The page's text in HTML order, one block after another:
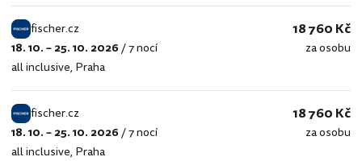
fischer.cz
fischer.cz
18. 10. – 25. 10. 2026/7 nocí
all inclusive, Praha
18 760 Kč
za osobu
fischer.cz
fischer.cz
18. 10. – 25. 10. 2026/7 nocí
all inclusive, Praha
18 760 Kč
za osobu